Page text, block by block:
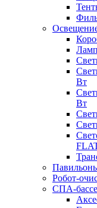
Вт
Вт
Робот-
СПА-